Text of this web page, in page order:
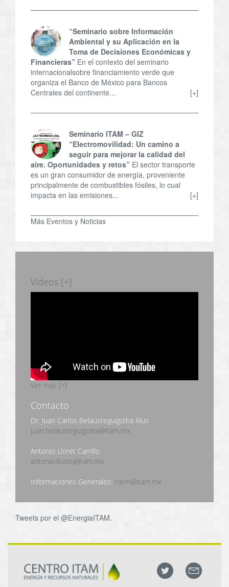
“Seminario sobre Información
Ambiental y su Aplicación en la
Toma de Decisiones Económicas y
Financieras” En el contexto del seminario
internacionalsobre financiamiento verde que
organiza el Banco de México para Bancos
Centrales del continente...
[+]
Seminario ITAM – GIZ
“Electromovilidad: Un camino a
seguir para mejorar la calidad del
aire. Oportunidades y retos” El sector transporte
es un gran consumidor de energía, proveniente
principalmente de combustibles fósiles, lo cual
impacta en las emisiones...
[+]
Más Eventos y Noticias
Videos [+]
Ver más [+]
Contacto
Dr. Juan Carlos Belausteguigoitia Rius
juan.belausteguigoitia@itam.mx
Antonio Lloret Carrillo
antonio.lloret@itam.mx
Informaciones Generales: ciern@itam.mx
Tweets por el @EnergiaITAM.